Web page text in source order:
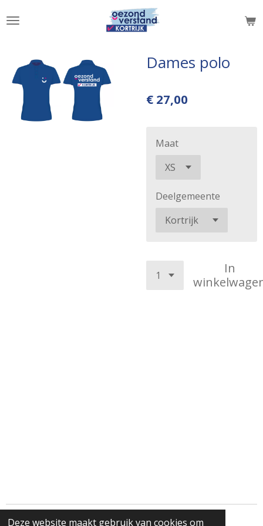
Deze website maakt gebruik van cookies om
direct
hoofdinhoud
Dames polo
€ 27,00
Maat
Deelgemeente
In